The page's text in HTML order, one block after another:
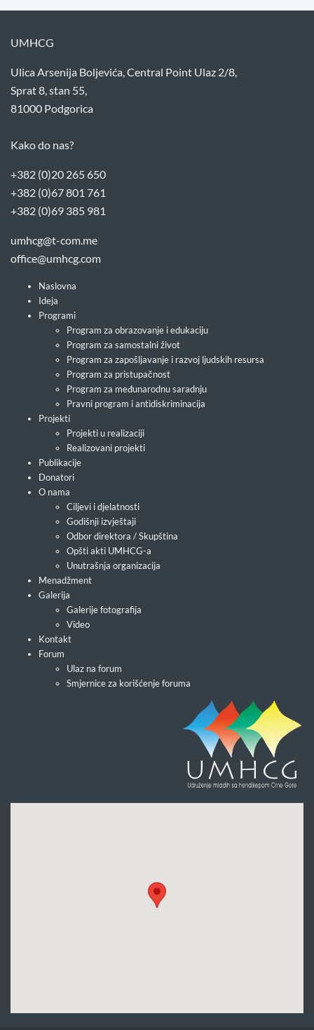
UMHCG
Ulica Arsenija Boljevića, Central Point Ulaz 2/8,
Sprat 8, stan 55,
81000 Podgorica
Kako do nas?
+382 (0)20 265 650
+382 (0)67 801 761
+382 (0)69 385 981
umhcg@t-com.me
office@umhcg.com
Naslovna
Ideja
Programi
Program za obrazovanje i edukaciju
Program za samostalni život
Program za zapošljavanje i razvoj ljudskih resursa
Program za pristupačnost
Program za međunarodnu saradnju
Pravni program i antidiskriminacija
Projekti
Projekti u realizaciji
Realizovani projekti
Publikacije
Donatori
O nama
Ciljevi i djelatnosti
Godišnji izvještaji
Odbor direktora / Skupština
Opšti akti UMHCG-a
Unutrašnja organizacija
Menadžment
Galerija
Galerije fotografija
Video
Kontakt
Forum
Ulaz na forum
Smjernice za korišćenje foruma